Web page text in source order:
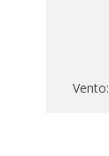
Vento: